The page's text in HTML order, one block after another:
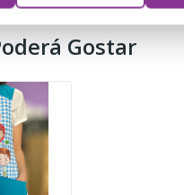
Gostar